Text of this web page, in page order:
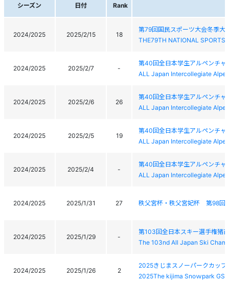
シーズン 日付 Rank
2024/2025 2025/2/15 18
第79回国民スポーツ大会冬季大
THE79TH NATIONAL SPORTS
2024/2025 2025/2/7 -
第40回全日本学生アルペンチャ
ALL Japan Intercollegiate
2024/2025 2025/2/6 26
第40回全日本学生アルペンチャ
ALL Japan Intercollegiate
2024/2025 2025/2/5 19
第40回全日本学生アルペンチャ
ALL Japan Intercollegiate
2024/2025 2025/2/4 -
第40回全日本学生アルペンチャ
ALL Japan Intercollegiate
2024/2025 2025/1/31 27 秩父宮杯・秩父宮妃杯 第98回
2024/2025 2025/1/29 -
第103回全日本スキー選手権猪
The 103nd All Japan Ski
2024/2025 2025/1/26 2
2025きじまスノーパークカップ
2025The kijima Snoｗpark